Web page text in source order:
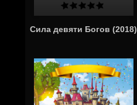
Сила девяти Богов (2018)